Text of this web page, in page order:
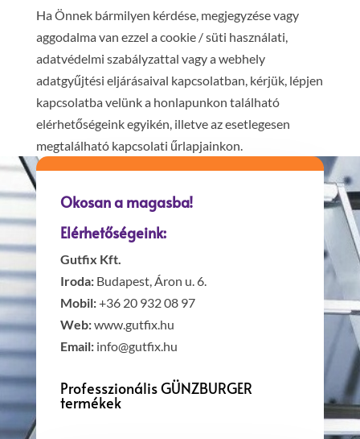
Ha Önnek bármilyen kérdése, megjegyzése vagy
aggodalma van ezzel a cookie / süti használati,
adatvédelmi szabályzattal vagy a webhely
adatgyűjtési eljárásaival kapcsolatban, kérjük, lépjen
kapcsolatba velünk a honlapunkon található
elérhetőségeink egyikén, illetve az esetlegesen
megtalálható kapcsolati űrlapjainkon.
Okosan a magasba!
Elérhetőségeink:
Gutfix Kft.
Iroda:Budapest, Áron u. 6.
Mobil:+36 20 932 08 97
Web:www.gutfix.hu
Email: info@gutfix.hu
Professzionális GÜNZBURGER
termékek